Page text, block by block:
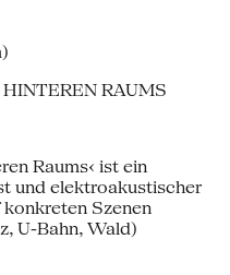
RAUMS
Raums‹ ist ein
und elektroakustischer
Szenen
U-Bahn, Wald)